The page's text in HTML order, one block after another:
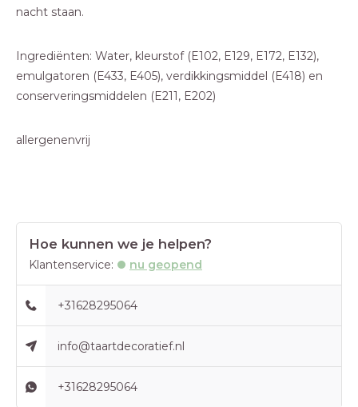
nacht staan.
Ingrediënten: Water, kleurstof (E102, E129, E172, E132),
emulgatoren (E433, E405), verdikkingsmiddel (E418) en
conserveringsmiddelen (E211, E202)
allergenenvrij
Hoe kunnen we je helpen?
Klantenservice: nu geopend
+31628295064
info@taartdecoratief.nl
+31628295064